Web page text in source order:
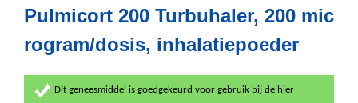
Pulmicort 200 Turbuhaler, 200 mic
rogram/dosis, inhalatiepoeder
Dit geneesmiddel is goedgekeurd voor gebruik bij de hier